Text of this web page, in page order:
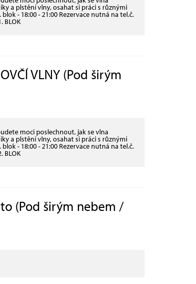
a plstění vlny, osahat si práci s různými
- 18:00 - 21:00 Rezervace nutná na tel.č.
BLOK
VLNY (Pod širým
moci poslechnout, jak se vlna
a plstění vlny, osahat si práci s různými
- 18:00 - 21:00 Rezervace nutná na tel.č.
BLOK
(Pod širým nebem /